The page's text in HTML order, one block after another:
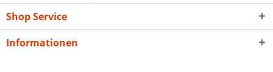
Shop Service
Informationen